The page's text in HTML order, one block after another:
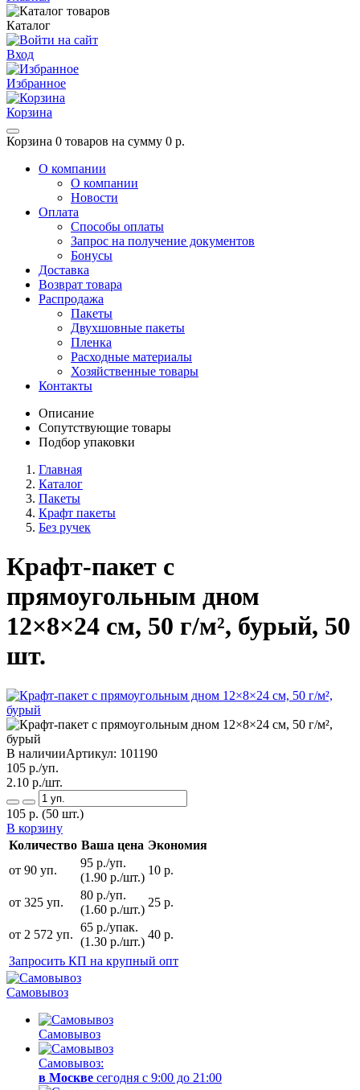
Каталог
Вход
Избранное
Корзина
Корзина 0 товаров на сумму 0 р.
О компании
О компании
Новости
Оплата
Способы оплаты
Запрос на получение документов
Бонусы
Доставка
Возврат товара
Распродажа
Пакеты
Двухшовные пакеты
Пленка
Расходные материалы
Хозяйственные товары
Контакты
Описание
Сопутствующие товары
Подбор упаковки
Главная
Каталог
Пакеты
Крафт пакеты
Без ручек
Крафт-пакет с
прямоугольным дном
12×8×24 см, 50 г/м², бурый, 50
шт.
В наличииАртикул: 101190
105 р./уп.
2.10 р./шт.
105 р. (50 шт.)
В корзину
Количество Ваша цена Экономия
от 90 уп.
95 р./уп.
(1.90 р./шт.)
10 р.
от 325 уп.
80 р./уп.
(1.60 р./шт.)
25 р.
от 2 572 уп.
65 р./упак.
(1.30 р./шт.)
40 р.
Запросить КП на крупный опт
Самовывоз
Самовывоз
Самовывоз:
в Москве сегодня с 9:00 до 21:00